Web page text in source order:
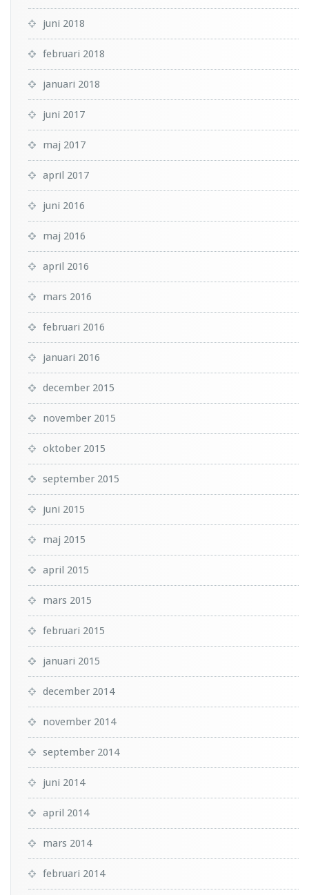
juni 2018
februari 2018
januari 2018
juni 2017
maj 2017
april 2017
juni 2016
maj 2016
april 2016
mars 2016
februari 2016
januari 2016
december 2015
november 2015
oktober 2015
september 2015
juni 2015
maj 2015
april 2015
mars 2015
februari 2015
januari 2015
december 2014
november 2014
september 2014
juni 2014
april 2014
mars 2014
februari 2014